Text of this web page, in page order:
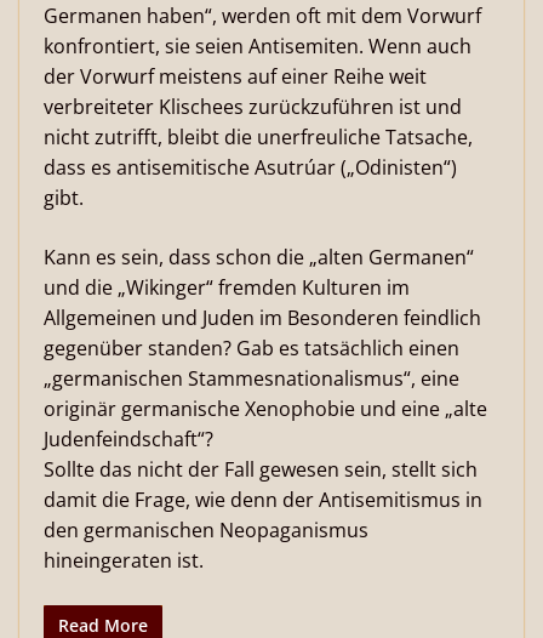
Germanen haben“, werden oft mit dem Vorwurf
konfrontiert, sie seien Antisemiten. Wenn auch
der Vorwurf meistens auf einer Reihe weit
verbreiteter Klischees zurückzuführen ist und
nicht zutrifft, bleibt die unerfreuliche Tatsache,
dass es antisemitische Asutrúar („Odinisten“)
gibt.
Kann es sein, dass schon die „alten Germanen“
und die „Wikinger“ fremden Kulturen im
Allgemeinen und Juden im Besonderen feindlich
gegenüber standen? Gab es tatsächlich einen
„germanischen Stammesnationalismus“, eine
originär germanische Xenophobie und eine „alte
Judenfeindschaft“?
Sollte das nicht der Fall gewesen sein, stellt sich
damit die Frage, wie denn der Antisemitismus in
den germanischen Neopaganismus
hineingeraten ist.
Read More